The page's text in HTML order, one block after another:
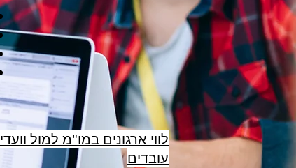
לווי ארגונים במו"מ למול וועדי
עובדים